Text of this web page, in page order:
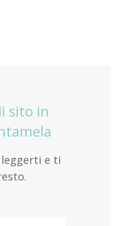
sito in
e ti